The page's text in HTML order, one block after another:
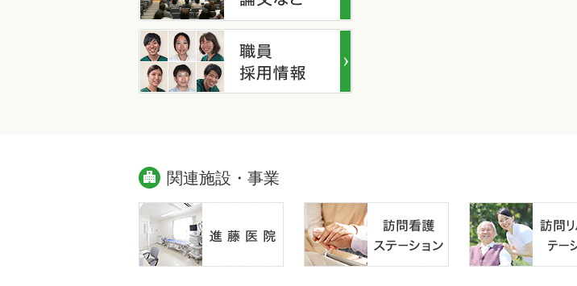
関連施設・事業